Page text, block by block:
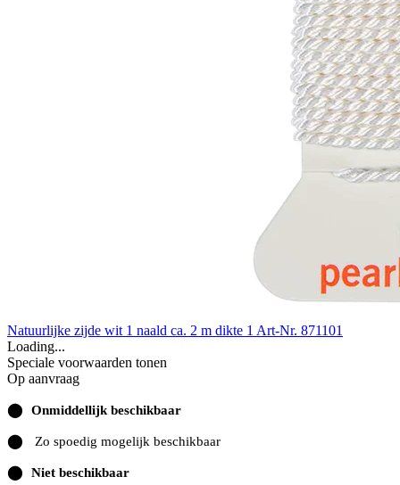
Natuurlijke zijde wit 1 naald ca. 2 m dikte 1 Art-Nr. 871101
Loading...
Speciale voorwaarden tonen
Op aanvraag
⬤ Onmiddellijk beschikbaar
⬤ Zo spoedig mogelijk beschikbaar
⬤ Niet beschikbaar